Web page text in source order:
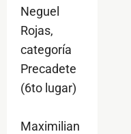
Neguel
Rojas,
categoría
Precadete
(6to lugar)
Maximilian